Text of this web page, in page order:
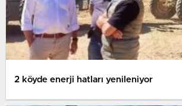
2 köyde enerji hatları yenileniyor